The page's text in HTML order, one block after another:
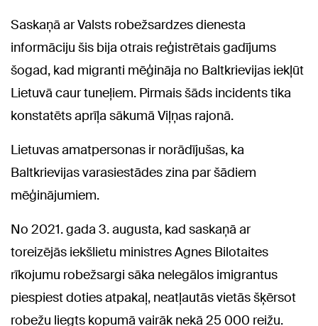
Saskaņā ar Valsts robežsardzes dienesta
informāciju šis bija otrais reģistrētais gadījums
šogad, kad migranti mēģināja no Baltkrievijas iekļūt
Lietuvā caur tuneļiem. Pirmais šāds incidents tika
konstatēts aprīļa sākumā Viļņas rajonā.
Lietuvas amatpersonas ir norādījušas, ka
Baltkrievijas varasiestādes zina par šādiem
mēģinājumiem.
No 2021. gada 3. augusta, kad saskaņā ar
toreizējās iekšlietu ministres Agnes Bilotaites
rīkojumu robežsargi sāka nelegālos imigrantus
piespiest doties atpakaļ, neatļautās vietās šķērsot
robežu liegts kopumā vairāk nekā 25 000 reižu.